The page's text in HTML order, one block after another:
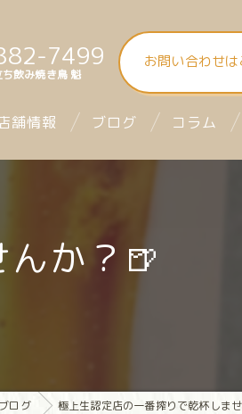
7499
飲み焼き鳥 魁
お問い合わせは
舗情報
ミトラファースト
ブログ コラム
か？🍺
ブログ 極上生認定店の一番搾りで乾杯しま